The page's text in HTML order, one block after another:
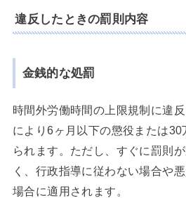
違反したときの罰則内容
金銭的な処罰
時間外労働時間の上限規制に違
により6ヶ月以下の懲役または
られます。ただし、すぐに罰則
く、行政指導に従わない場合や
場合に適用されます。